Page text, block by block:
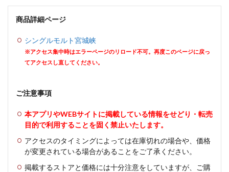
商品詳細ページ
シングルモルト宮城峡
※アクセス集中時はエラーページのリロード不可。再度このページに戻っ
てアクセスし直してください。
ご注意事項
本アプリやWEBサイトに掲載している情報をせどり・転売
目的で利用することを固く禁止いたします。
アクセスのタイミングによっては在庫切れの場合や、価格
が変更されている場合があることをご了承ください。
掲載するストアと価格には十分注意をしていますが、ご購